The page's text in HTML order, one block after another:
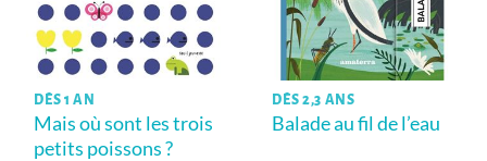
DÈS 1 AN
Mais où sont les trois
petits poissons ?
DÈS 2,3 ANS
Balade au fil de l’eau